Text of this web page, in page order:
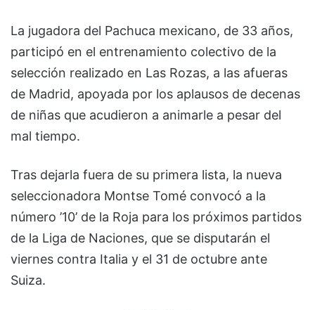
La jugadora del Pachuca mexicano, de 33 años,
participó en el entrenamiento colectivo de la
selección realizado en Las Rozas, a las afueras
de Madrid, apoyada por los aplausos de decenas
de niñas que acudieron a animarle a pesar del
mal tiempo.
Tras dejarla fuera de su primera lista, la nueva
seleccionadora Montse Tomé convocó a la
número ’10’ de la Roja para los próximos partidos
de la Liga de Naciones, que se disputarán el
viernes contra Italia y el 31 de octubre ante
Suiza.